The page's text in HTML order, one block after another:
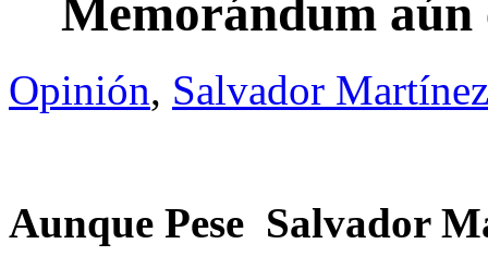
Memorándum aún
Opinión, Salvador
Aunque Pese Salvador